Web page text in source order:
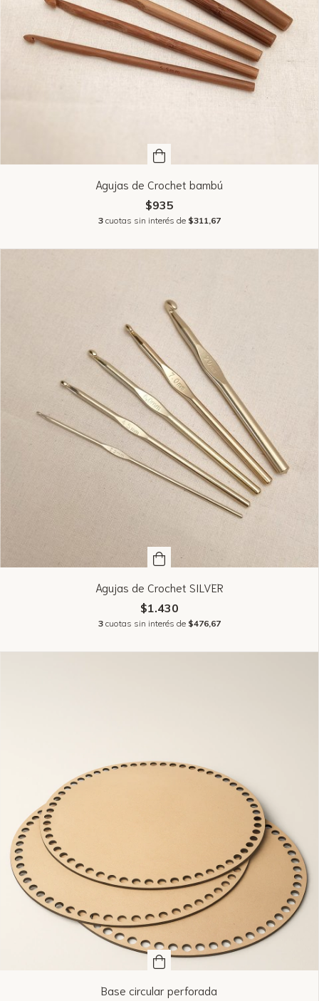
Agujas de Crochet bambú
$935
3 cuotas sin interés de $311,67
Agujas de Crochet SILVER
$1.430
3 cuotas sin interés de $476,67
Base circular perforada